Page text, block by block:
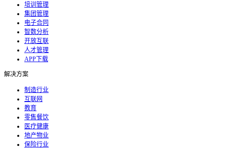
培训管理
集团管理
电子合同
智数分析
开放互联
人才管理
APP下载
解决方案
制造行业
互联网
教育
零售餐饮
医疗健康
地产物业
保险行业